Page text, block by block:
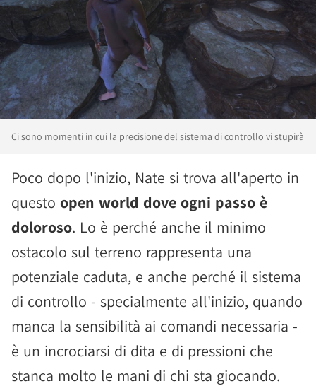
Ci sono momenti in cui la precisione del sistema di controllo vi stupirà
Poco dopo l'inizio, Nate si trova all'aperto in
questo open world dove ogni passo è
doloroso. Lo è perché anche il minimo
ostacolo sul terreno rappresenta una
potenziale caduta, e anche perché il sistema
di controllo - specialmente all'inizio, quando
manca la sensibilità ai comandi necessaria -
è un incrociarsi di dita e di pressioni che
stanca molto le mani di chi sta giocando.